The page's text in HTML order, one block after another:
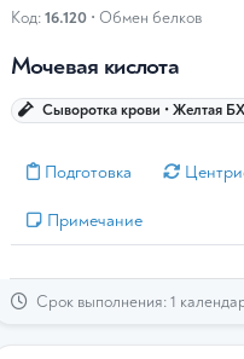
Код:16.120• Обмен белков
Мочевая кислота
Сыворотка крови • Желтая БХ
Подготовка
Примечание
Срок выполнения: 1